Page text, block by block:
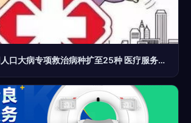
张家口农村贫困人口大病专项救治病种扩至25种 医疗服务的精准暖心之变